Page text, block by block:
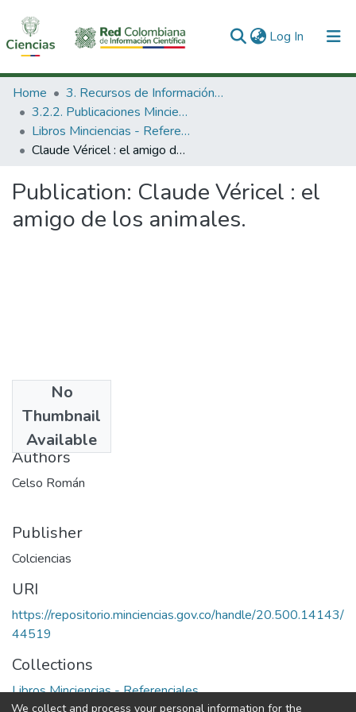
Log In (current)
Communities & Collections
All of DSpace
Statistics
Home
3. Recursos de Información Científica y Tecnológica
3.2.2. Publicaciones Minciencias
Libros Minciencias - Referenciales
Claude Véricel : el amigo de los animales.
Publication: Claude Véricel : el
amigo de los animales.
No
Thumbnail
Available
1997
Authors
Celso Román
Publisher
Colciencias
URI
https://repositorio.minciencias.gov.co/handle/20.500.14143/
44519
Collections
Libros Minciencias - Referenciales
We collect and process your personal information for the